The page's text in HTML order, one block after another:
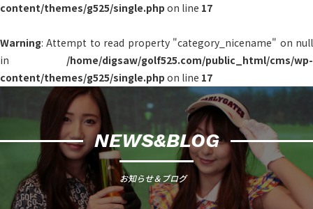
content/themes/g525/single.php on line 17
Warning: Attempt to read property "category_nicename" on null
in /home/digsaw/golf525.com/public_html/cms/wp-
content/themes/g525/single.php on line 17
NEWS&BLOG
お知らせ＆ブログ